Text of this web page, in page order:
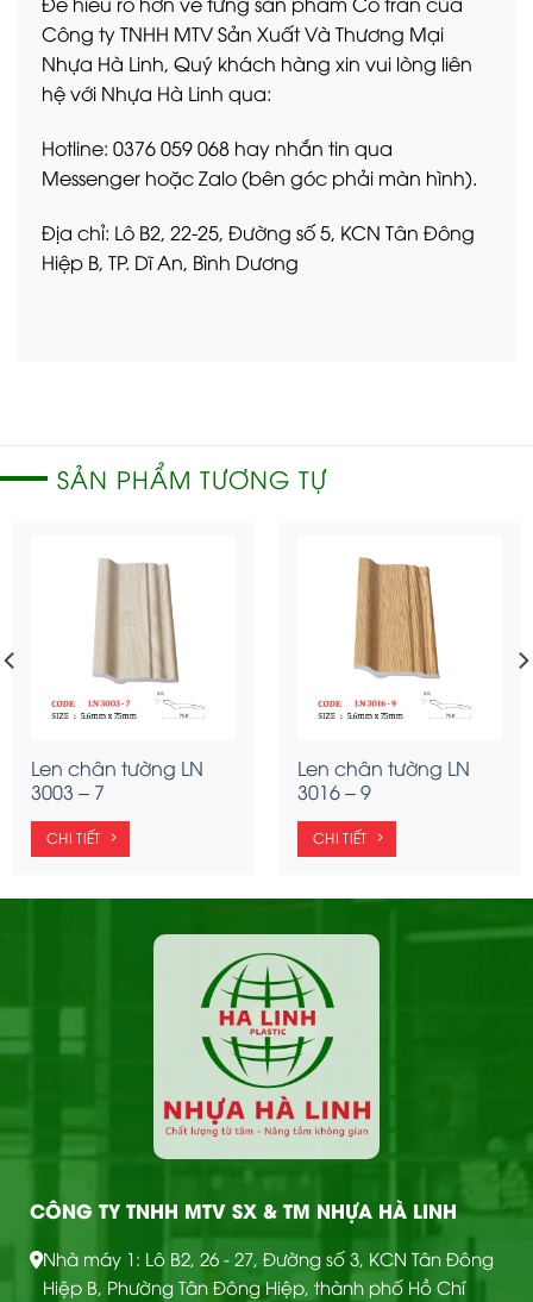
Công ty TNHH MTV Sản Xuất Và Thương Mại
Nhựa Hà Linh, Quý khách hàng xin vui lòng liên
hệ với Nhựa Hà Linh qua:
Hotline: 0376 059 068 hay nhắn tin qua
Messenger hoặc Zalo (bên góc phải màn hình).
Địa chỉ: Lô B2, 22-25, Đường số 5, KCN Tân Đông
Hiệp B, TP. Dĩ An, Bình Dương
SẢN PHẨM TƯƠNG TỰ
Len chân tường LN
3003 – 7
CHI TIẾT
Len chân tường LN
3016 – 9
CHI TIẾT
CÔNG TY TNHH MTV SX & TM NHỰA HÀ LINH
Nhà máy 1: Lô B2, 26 - 27, Đường số 3, KCN Tân Đông
Hiệp B, Phường Tân Đông Hiệp, thành phố Hồ Chí